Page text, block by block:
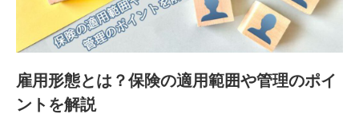
雇用形態とは？保険の適用範囲や管理のポイ
ントを解説